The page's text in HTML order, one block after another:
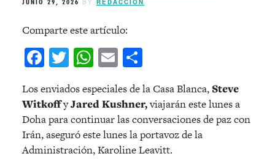
Comparte este artículo:
Facebook
Twitter
WhatsApp
Email
Los enviados especiales de la Casa Blanca, Steve
WitkoffyJared Kushner,viajarán este lunes a
Doha para continuar las conversaciones de paz con
Irán, aseguró este lunes la portavoz de la
Administración, Karoline Leavitt.